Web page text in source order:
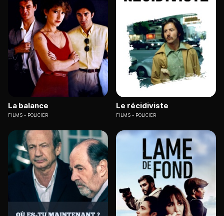
La balance
FILMS POLICIER
Le récidiviste
FILMS POLICIER